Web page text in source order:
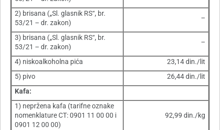
2) brisana („Sl. glasnik RS“, br.
53/21 – dr. zakon)
–
3) brisana („Sl. glasnik RS“, br.
53/21 – dr. zakon)
–
4) niskoalkoholna pića
23,14 din./lit
5) pivo
26,44 din./lit
Kafa:
1) nepržena kafa (tarifne oznake
nomenklature CT: 0901 11 00 00 i
0901 12 00 00)
92,99 din./kg